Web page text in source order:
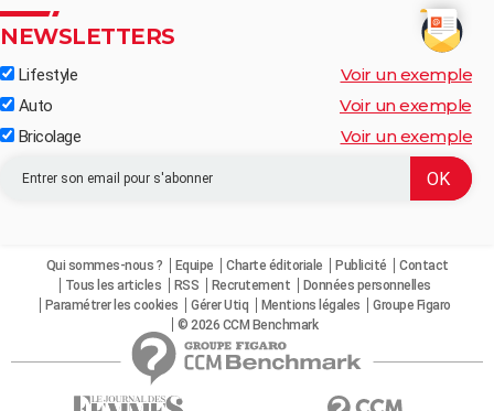
NEWSLETTERS
Lifestyle Voir un exemple
Auto Voir un exemple
Bricolage Voir un exemple
Qui sommes-nous ? Equipe Charte éditoriale Publicité
Contact
Tous les articles
RSS Recrutement
Données personnelles
Paramétrer les cookies
Gérer Utiq Mentions légales
Groupe Figaro
© 2026 CCM Benchmark